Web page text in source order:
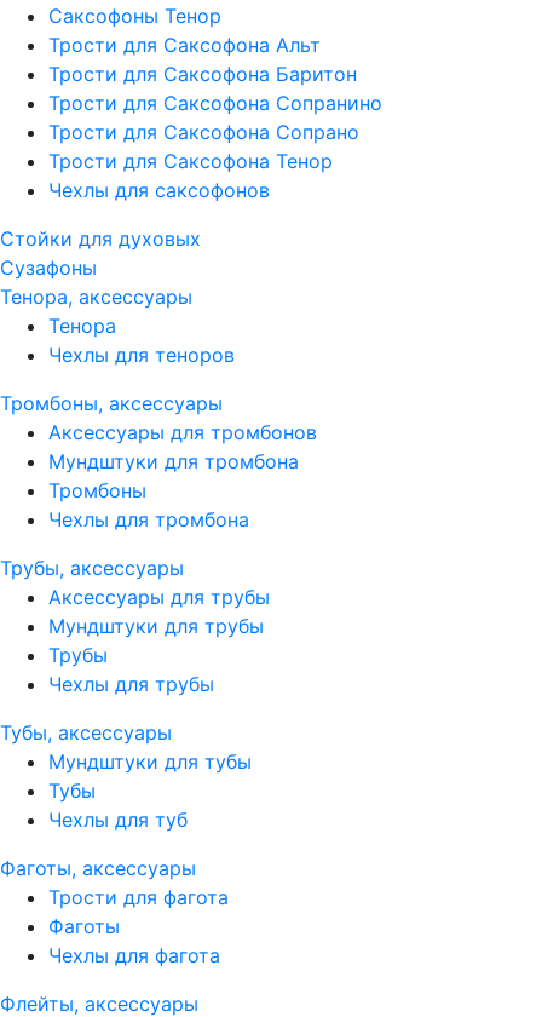
Саксофоны Тенор
Трости для Саксофона Альт
Трости для Саксофона Баритон
Трости для Саксофона Сопранино
Трости для Саксофона Сопрано
Трости для Саксофона Тенор
Чехлы для саксофонов
Стойки для духовых
Сузафоны
Тенора, аксессуары
Тенора
Чехлы для теноров
Тромбоны, аксессуары
Аксессуары для тромбонов
Мундштуки для тромбона
Тромбоны
Чехлы для тромбона
Трубы, аксессуары
Аксессуары для трубы
Мундштуки для трубы
Трубы
Чехлы для трубы
Тубы, аксессуары
Мундштуки для тубы
Тубы
Чехлы для туб
Фаготы, аксессуары
Трости для фагота
Фаготы
Чехлы для фагота
Флейты, аксессуары